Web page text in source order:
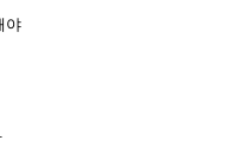
야